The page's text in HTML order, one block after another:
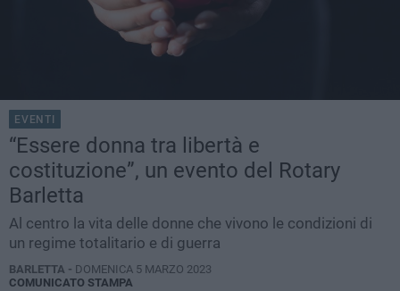
EVENTI
“Essere donna tra libertà e
costituzione”, un evento del Rotary
Barletta
Al centro la vita delle donne che vivono le condizioni di
un regime totalitario e di guerra
BARLETTA - DOMENICA 5 MARZO 2023
COMUNICATO STAMPA